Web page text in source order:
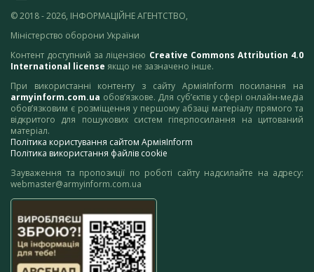
© 2018 - 2026, ІНФОРМАЦІЙНЕ АГЕНТСТВО,
Міністерство оборони України
Контент доступний за ліцензією Creative Commons Attribution 4.0
International license якщо не зазначено інше.
При використанні контенту з сайту АрміяInform посилання на
armyinform.com.ua обов’язкове. Для суб’єктів у сфері онлайн-медіа
обов’язковим є розміщення у першому абзаці матеріалу прямого та
відкритого для пошукових систем гіперпосилання на цитований
матеріал.
Політика користування сайтом АрміяInform
Політика використання файлів cookie
Зауваження та пропозиції по роботі сайту надсилайте на адресу:
webmaster@armyinform.com.ua